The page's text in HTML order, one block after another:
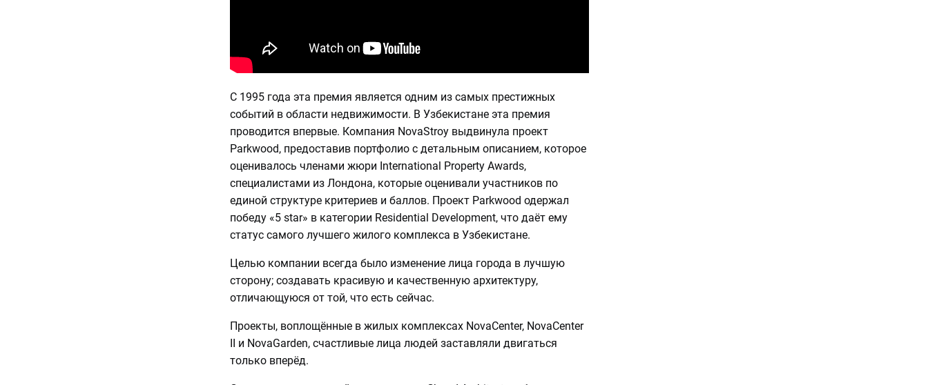
С 1995 года эта премия является одним из самых престижных
событий в области недвижимости. В Узбекистане эта премия
проводится впервые. Компания NovaStroy выдвинула проект
Parkwood, предоставив портфолио с детальным описанием, которое
оценивалось членами жюри International Property Awards,
специалистами из Лондона, которые оценивали участников по
единой структуре критериев и баллов. Проект Parkwood одержал
победу «5 star» в категории Residential Development, что даёт ему
статус самого лучшего жилого комплекса в Узбекистане.
Целью компании всегда было изменение лица города в лучшую
сторону; создавать красивую и качественную архитектуру,
отличающуюся от той, что есть сейчас.
Проекты, воплощённые в жилых комплексах NovaCenter, NovaCenter
II и NovaGarden, счастливые лица людей заставляли двигаться
только вперёд.